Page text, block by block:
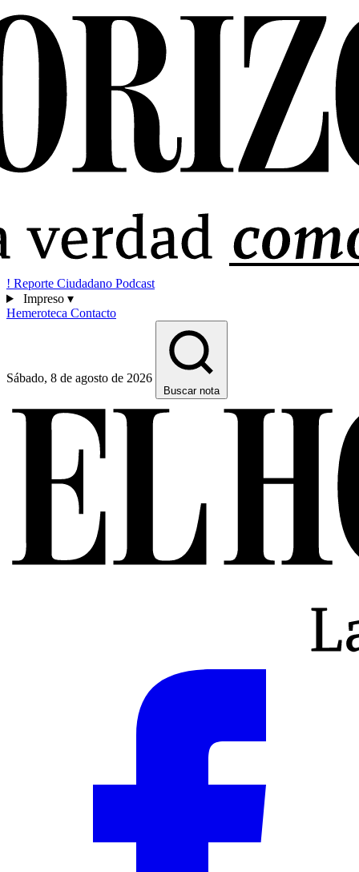
! Reporte Ciudadano Podcast
Impreso ▾
Hemeroteca Contacto
Sábado, 8 de agosto de 2026
Buscar nota